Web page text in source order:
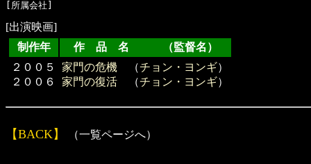
[出演映画]
制作年
作 品 名 （監督名）
２００５
２００６
家門の危機 （チョン・ヨンギ）
家門の復活 （チョン・ヨンギ）
【BACK】 （一覧ページへ）